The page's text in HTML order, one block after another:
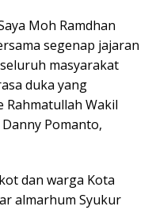
Moh Ramdhan
segenap jajaran
masyarakat
duka yang
Rahmatullah Wakil
Pomanto,
dan warga Kota
almarhum Syukur